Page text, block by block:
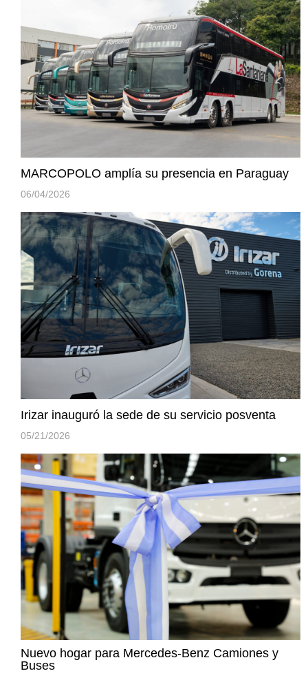
MARCOPOLO amplía su presencia en Paraguay
06/04/2026
Irizar inauguró la sede de su servicio posventa
05/21/2026
Nuevo hogar para Mercedes-Benz Camiones y
Buses